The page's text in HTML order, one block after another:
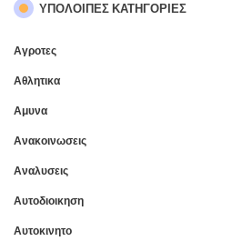
ΥΠΌΛΟΙΠΕΣ ΚΑΤΗΓΟΡΊΕΣ
Αγροτες
Αθλητικα
Αμυνα
Ανακοινωσεις
Αναλυσεις
Αυτοδιοικηση
Αυτοκινητο